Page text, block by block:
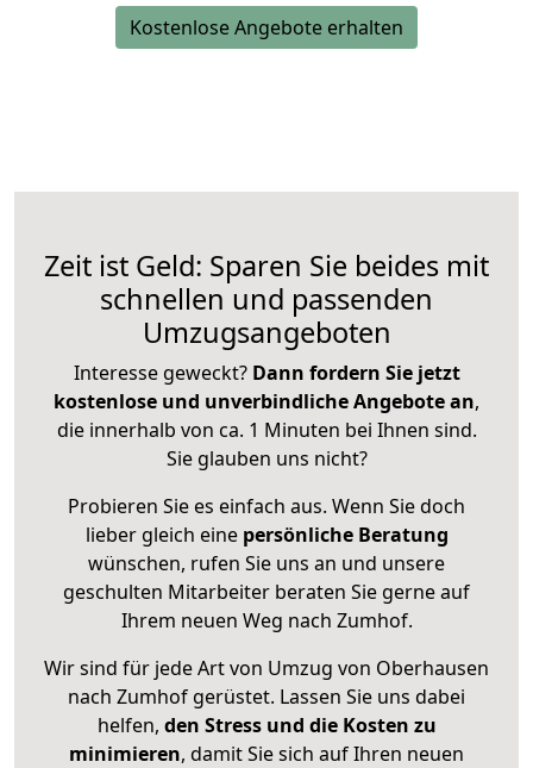
Kostenlose Angebote erhalten
Zeit ist Geld: Sparen Sie beides mit
schnellen und passenden
Umzugsangeboten
Interesse geweckt? Dann fordern Sie jetzt
kostenlose und unverbindliche Angebote an,
die innerhalb von ca. 1 Minuten bei Ihnen sind.
Sie glauben uns nicht?
Probieren Sie es einfach aus. Wenn Sie doch
lieber gleich eine persönliche Beratung
wünschen, rufen Sie uns an und unsere
geschulten Mitarbeiter beraten Sie gerne auf
Ihrem neuen Weg nach Zumhof.
Wir sind für jede Art von Umzug von Oberhausen
nach Zumhof gerüstet. Lassen Sie uns dabei
helfen, den Stress und die Kosten zu
minimieren, damit Sie sich auf Ihren neuen